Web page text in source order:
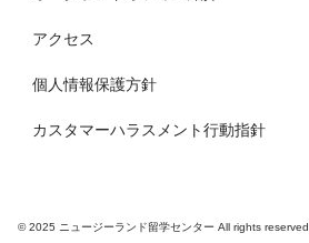
アクセス
個人情報保護方針
カスタマーハラスメント行動指針
© 2025 ニュージーランド留学センター All rights reserved.